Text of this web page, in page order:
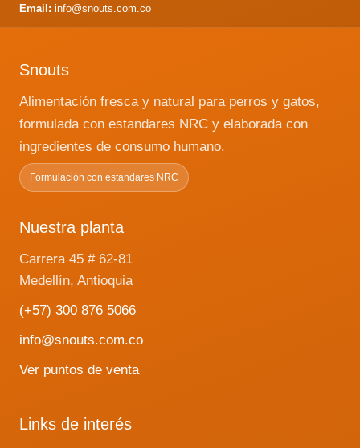
Email: info@snouts.com.co
Snouts
Alimentación fresca y natural para perros y gatos,
formulada con estandares NRC y elaborada con
ingredientes de consumo humano.
Formulación con estandares NRC
Nuestra planta
Carrera 45 # 62-81
Medellín, Antioquia
(+57) 300 876 5066
info@snouts.com.co
Ver puntos de venta
Links de interés